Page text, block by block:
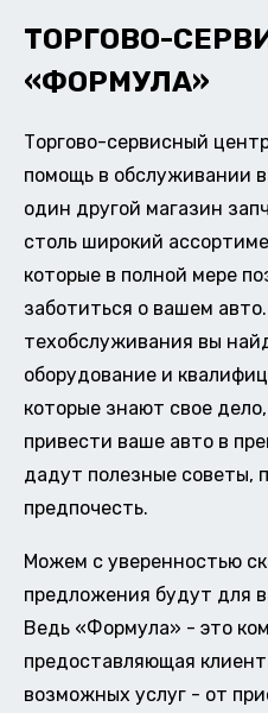
ТОРГОВО-
«ФОРМУЛА»
Торгово-сервисный
помощь в обслуживании
один другой магазин
столь широкий
которые в полной мере
заботиться о вашем
техобслуживания вы
оборудование и
которые знают свое
привести ваше авто в
дадут полезные советы,
предпочесть.
Можем с уверенностью
предложения будут для
Ведь «Формула» - это
предоставляющая
возможных услуг - от